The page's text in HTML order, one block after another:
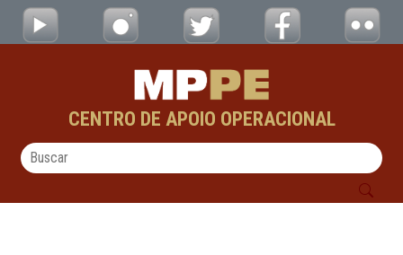
Pular para o Conteúdo principal
Prefeituras de Itaquitinga e de Itambé
CENTRO DE APOIO OPERACIONAL